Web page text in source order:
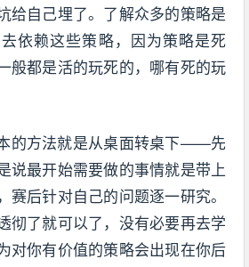
给自己埋了。了解众多的策略是
依赖这些策略，因为策略是死
般都是活的玩死的，哪有死的玩
的方法就是从桌面转桌下——先
说最开始需要做的事情就是带上
赛后针对自己的问题逐一研究。
彻了就可以了，没有必要再去学
对你有价值的策略会出现在你后